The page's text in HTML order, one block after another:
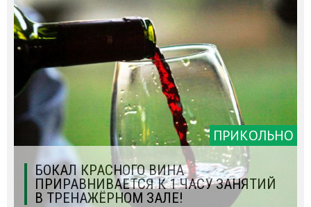
ПРИКОЛЬНО
БОКАЛ КРАСНОГО ВИНА
ПРИРАВНИВАЕТСЯ К 1 ЧАСУ ЗАНЯТИЙ
В ТРЕНАЖЁРНОМ ЗАЛЕ!